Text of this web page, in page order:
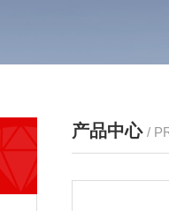
产品中心 /